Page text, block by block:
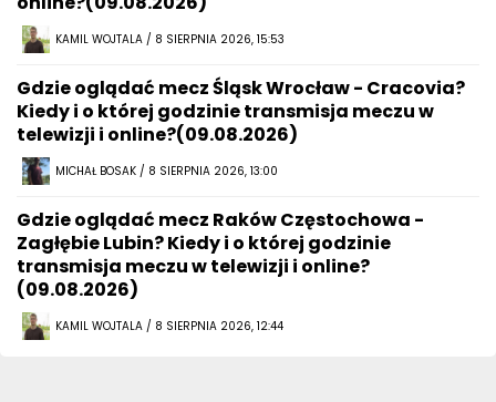
KAMIL WOJTALA / 8 SIERPNIA 2026, 15:53
Gdzie oglądać mecz Śląsk Wrocław - Cracovia?
Kiedy i o której godzinie transmisja meczu w
telewizji i online?(09.08.2026)
MICHAŁ BOSAK / 8 SIERPNIA 2026, 13:00
Gdzie oglądać mecz Raków Częstochowa -
Zagłębie Lubin? Kiedy i o której godzinie
transmisja meczu w telewizji i online?
(09.08.2026)
KAMIL WOJTALA / 8 SIERPNIA 2026, 12:44